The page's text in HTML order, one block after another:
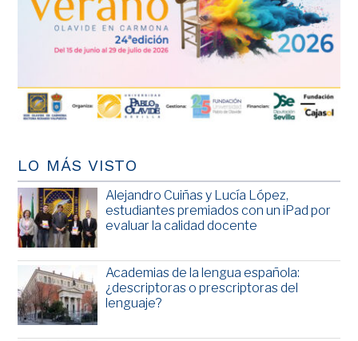
LO MÁS VISTO
Alejandro Cuiñas y Lucía López,
estudiantes premiados con un iPad por
evaluar la calidad docente
Academias de la lengua española:
¿descriptoras o prescriptoras del
lenguaje?